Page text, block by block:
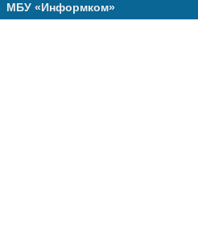
МБУ «Информком»